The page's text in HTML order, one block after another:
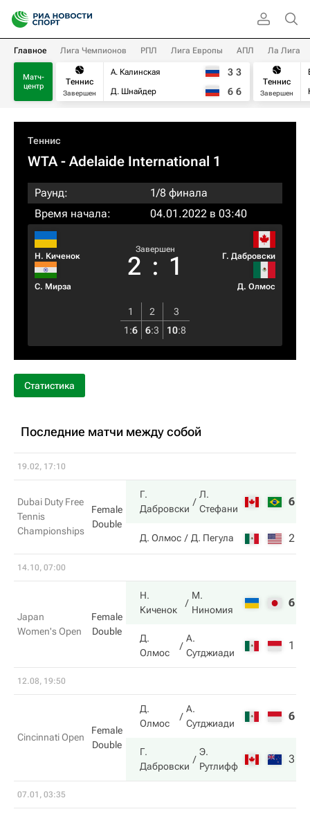
Главное Лига Чемпионов РПЛ Лига Европы АПЛ Ла Лига
Матч-
центр
Теннис
Завершен
А. Калинская
Д. Шнайдер
3 3
6 6
Теннис
Завершен
Теннис
WTA- Adelaide International 1
Раунд:
1/8 финала
Время начала:
04.01.2022 в 03:40
Н. Киченок
С. Мирза
Завершен
2 : 1 Г. Дабровски
Д. Олмос
1 2
3
1 :6 6:3 10:8
Статистика
Последние матчи между собой
19.02, 17:10
Dubai Duty Free
Tennis
Championships
Female
Double
Г.
Дабровски
Л.
Стефани
6
Д. Олмос Д. Пегула 2
14.10, 07:00
Japan
Women's Open
Female
Double
Н.
Киченок
М.
Ниномия
6
Д.
Олмос
А.
Сутджиади
1
12.08, 19:50
Cincinnati Open
Female
Double
Д.
Олмос
А.
Сутджиади
6
Г.
Дабровски
Э.
Рутлифф
3
07.01, 03:35